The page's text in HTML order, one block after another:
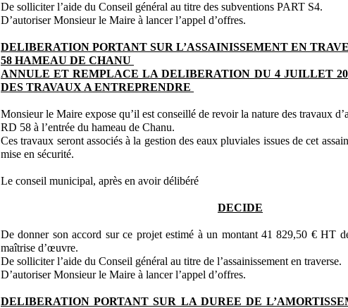
De solliciter l’aide du Conseil général au titre des subventions PART S4.
D’autoriser Monsieur le Maire à lancer l’appel d’offres.
DELIBERATION PORTANT SUR L’ASSAINISSEMENT EN
58 HAMEAU DE CHANU
ANNULE ET REMPLACE LA DELIBERATION DU 4 JUILLET
DES TRAVAUX A ENTREPRENDRE
Monsieur le Maire expose qu’il est conseillé de revoir la nature des travaux
RD 58 à l’entrée du hameau de Chanu.
Ces travaux seront associés à la gestion des eaux pluviales issues de cet
mise en sécurité.
Le conseil municipal, après en avoir délibéré
DECIDE
De donner son accord sur ce projet estimé à un montant 41 829,50 € HT
maîtrise d’œuvre.
De solliciter l’aide du Conseil général au titre de l’assainissement en traverse.
D’autoriser Monsieur le Maire à lancer l’appel d’offres.
DELIBERATION PORTANT SUR LA DUREE DE